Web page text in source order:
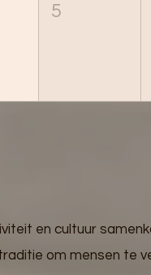
5
en cultuur
om mensen te